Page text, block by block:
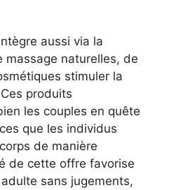
aussi via la
massage naturelles, de
stimuler la
produits
les couples en quête
que les individus
de manière
de cette offre favorise
sans jugements,